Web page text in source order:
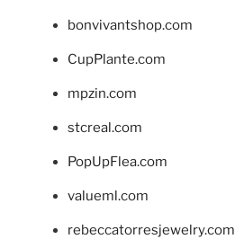
bonvivantshop.com
CupPlante.com
mpzin.com
stcreal.com
PopUpFlea.com
valueml.com
rebeccatorresjewelry.com